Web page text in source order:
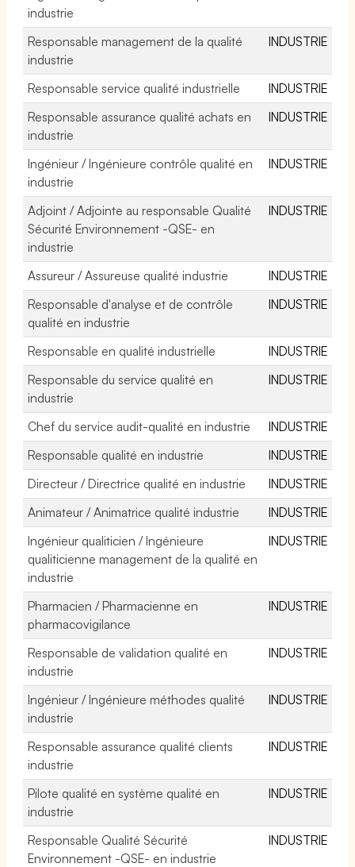
industrie
Responsable management de la qualité
industrie
INDUSTRIE
Responsable service qualité industrielle
INDUSTRIE
Responsable assurance qualité achats en
industrie
INDUSTRIE
Ingénieur / Ingénieure contrôle qualité en
industrie
INDUSTRIE
Adjoint / Adjointe au responsable Qualité
Sécurité Environnement -QSE- en
industrie
INDUSTRIE
Assureur / Assureuse qualité industrie
INDUSTRIE
Responsable d'analyse et de contrôle
qualité en industrie
INDUSTRIE
Responsable en qualité industrielle
INDUSTRIE
Responsable du service qualité en
industrie
INDUSTRIE
Chef du service audit-qualité en industrie
INDUSTRIE
Responsable qualité en industrie
INDUSTRIE
Directeur / Directrice qualité en industrie
INDUSTRIE
Animateur / Animatrice qualité industrie
INDUSTRIE
Ingénieur qualiticien / Ingénieure
qualiticienne management de la qualité en
industrie
INDUSTRIE
Pharmacien / Pharmacienne en
pharmacovigilance
INDUSTRIE
Responsable de validation qualité en
industrie
INDUSTRIE
Ingénieur / Ingénieure méthodes qualité
industrie
INDUSTRIE
Responsable assurance qualité clients
industrie
INDUSTRIE
Pilote qualité en système qualité en
industrie
INDUSTRIE
Responsable Qualité Sécurité
Environnement -QSE- en industrie
INDUSTRIE